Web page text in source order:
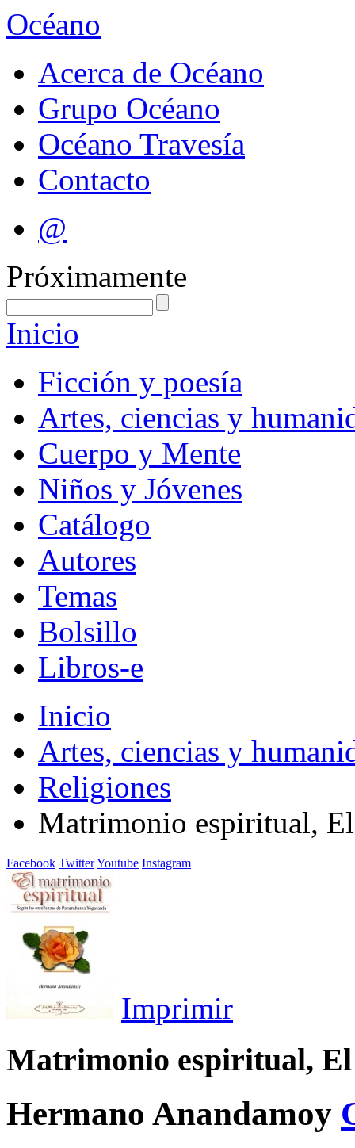
Océano
Acerca de Océano
Grupo Océano
Océano Travesía
Contacto
@
Próximamente
Inicio
Ficción y poesía
Artes, ciencias y
Cuerpo y Mente
Niños y Jóvenes
Catálogo
Autores
Temas
Bolsillo
Libros-e
Inicio
Artes, ciencias y
Religiones
Matrimonio espiritual, El
Facebook TwitterYoutube Instagram
Imprimir
Matrimonio espiritual, El
Hermano Anandamoy